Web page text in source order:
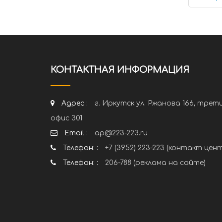
КОНТАКТНАЯ ИНФОРМАЦИЯ
Адрес :
г. Иркутск ул. Ржанова 166,
офис 301
Email :
ap@223-223.ru
Телефон: :
+7 (3952) 223-223 (контакт
Телефон: :
206-788 (реклама на сайте)